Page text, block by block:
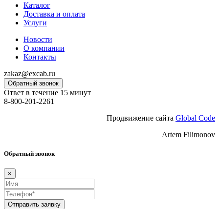
Каталог
Доставка и оплата
Услуги
Новости
О компании
Контакты
zakaz@excab.ru
Обратный звонок
Ответ в течение 15 минут
8-800-201-2261
Продвижение сайта Global Code
Artem Filimonov
Обратный звонок
×
Отправить заявку